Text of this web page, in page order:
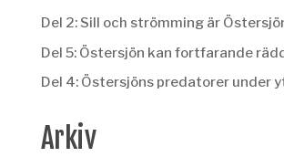
Del 2: Sill och strömming är
Del 5: Östersjön kan fortfarande
Del 4: Östersjöns predatorer under
Arkiv